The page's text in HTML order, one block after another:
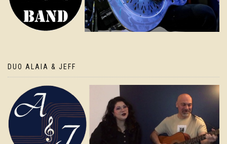
DUO ALAIA & JEFF